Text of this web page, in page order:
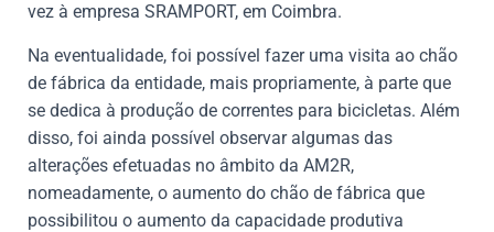
vez à empresa SRAMPORT, em Coimbra.
Na eventualidade, foi possível fazer uma visita ao chão
de fábrica da entidade, mais propriamente, à parte que
se dedica à produção de correntes para bicicletas. Além
disso, foi ainda possível observar algumas das
alterações efetuadas no âmbito da AM2R,
nomeadamente, o aumento do chão de fábrica que
possibilitou o aumento da capacidade produtiva